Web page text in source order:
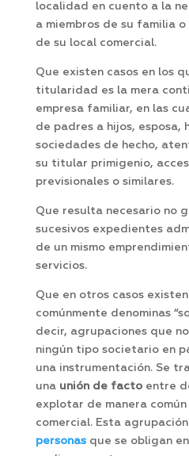
localidad en cuento a la
a miembros de su familia
de su local comercial.
Que existen casos en los
titularidad es la mera
empresa familiar, en las
de padres a hijos, esposa,
sociedades de hecho,
su titular primigenio,
previsionales o similares.
Que resulta necesario no
sucesivos expedientes
de un mismo
servicios.
Que en otros casos
comúnmente denominas
decir, agrupaciones que
ningún tipo societario en
una instrumentación. Se
una unión de factoentre
explotar de manera
comercial. Esta
personasque se obligan